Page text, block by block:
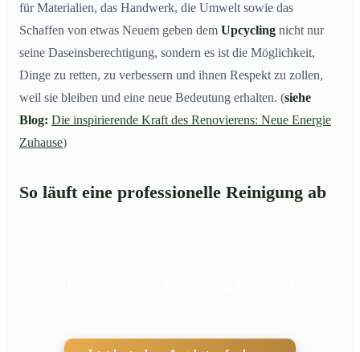
für Materialien, das Handwerk, die Umwelt sowie das
Schaffen von etwas Neuem geben dem Upcycling nicht nur
seine Daseinsberechtigung, sondern es ist die Möglichkeit,
Dinge zu retten, zu verbessern und ihnen Respekt zu zollen,
weil sie bleiben und eine neue Bedeutung erhalten. (siehe
Blog: Die inspirierende Kraft des Renovierens: Neue Energie
Zuhause)
So läuft eine professionelle Reinigung ab